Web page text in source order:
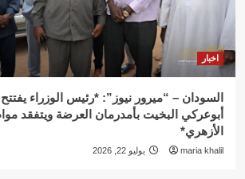
اخبار
السودان – “ميرور نيوز”: *رئيس الوزراء
أبوعركي البخيت بأمدرمان العرضة ويتفقد
الأزهري*
maria khalil يوليو 22, 2026